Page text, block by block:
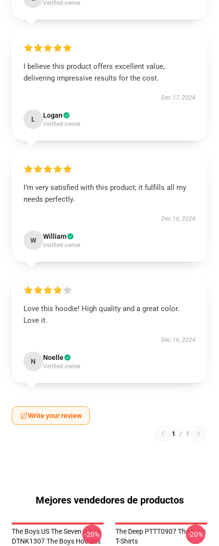
Verified owner
I believe this product offers excellent value,
delivering impressive results for the cost.
Dec 17, 2024
L Logan
Verified owner
I’m very satisfied with this product; it fulfills all my
needs perfectly.
Dec 16, 2024
W William
Verified owner
Love this hoodie! High quality and a great color.
Love it.
Dec 16, 2024
N Noelle
Verified owner
Write your review
1 / 1
Mejores vendedores de productos
The Boys US The Seven White
DTNK1307 The Boys Hoodies
-20%
The Deep PTTT0907 The Boys
T-Shirts
-20%